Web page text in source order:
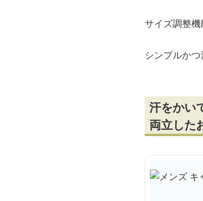
サイズ調整
シンプルか
汗をかい
両立した